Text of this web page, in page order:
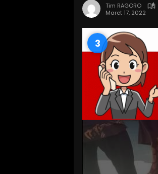
Tim RAGORO
Maret 17, 2022
2